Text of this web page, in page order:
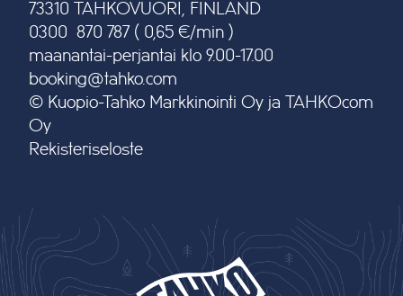
73310 TAHKOVUORI, FINLAND
0300 870 787 ( 0,65 €/min )
maanantai-perjantai klo 9.00-17.00
booking@tahko.com
© Kuopio-Tahko Markkinointi Oy ja TAHKOcom
Oy
Rekisteriseloste